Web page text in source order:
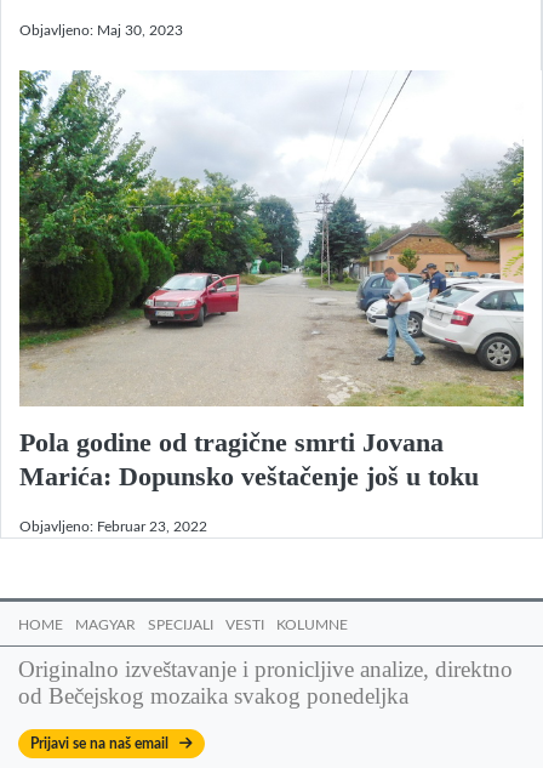
Objavljeno: Maj 30, 2023
Pola godine od tragične smrti Jovana
Marića: Dopunsko veštačenje još u toku
Objavljeno: Februar 23, 2022
HOME MAGYAR SPECIJALI VESTI KOLUMNE
Originalno izveštavanje i pronicljive analize, direktno
od Bečejskog mozaika svakog ponedeljka
Prijavi se na naš email